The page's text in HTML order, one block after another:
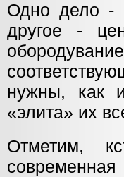
Одно дело -
другое -
нужны, как
«элита» их
Отметим,